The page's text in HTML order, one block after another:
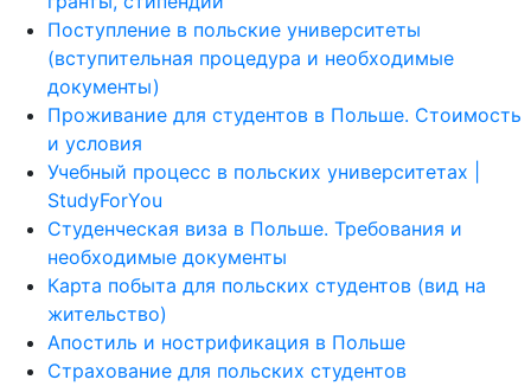
Поступление в польские университеты
(вступительная процедура и необходимые
документы)
Проживание для студентов в Польше. Стоимость
и условия
Учебный процесс в польских университетах |
StudyForYou
Студенческая виза в Польше. Требования и
необходимые документы
Карта побыта для польских студентов (вид на
жительство)
Апостиль и нострификация в Польше
Страхование для польских студентов